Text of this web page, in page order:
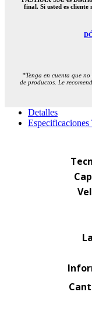
final. Si usted es cliente
*Tenga en cuenta que
de productos. Le
Detalles
Especificaciones